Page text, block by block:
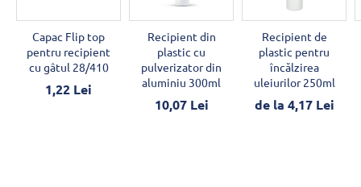
Capac Flip top
pentru recipient
cu gâtul 28/410
1,22 Lei
Recipient din
plastic cu
pulverizator din
aluminiu 300ml
10,07 Lei
Recipient de
plastic pentru
încălzirea
uleiurilor 250ml
de la 4,17 Lei